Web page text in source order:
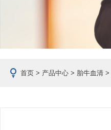
首页 > 产品中心 > 胎牛血清 >